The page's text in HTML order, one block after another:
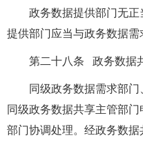
政务数据提供部门无
提供部门应当与政务数据
第二十八条 政务数据
同级政务数据需求部
同级政务数据共享主管部
部门协调处理。经政务数